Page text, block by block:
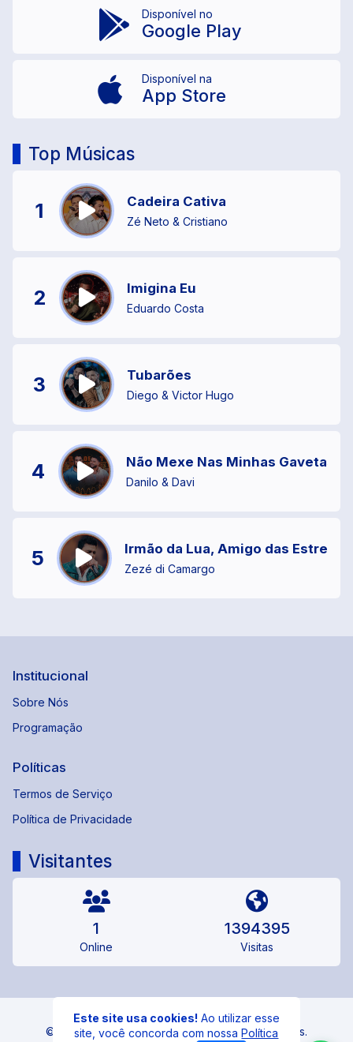
Disponível no
Google Play
Disponível na
App Store
Top Músicas
1 Cadeira Cativa
Zé Neto & Cristiano
2 Imigina Eu
Eduardo Costa
3 Tubarões
Diego & Victor Hugo
4 Não Mexe Nas Minhas Gavetas
Danilo & Davi
5 Irmão da Lua, Amigo das Estrelas
Zezé di Camargo
Institucional
Sobre Nós
Programação
Políticas
Termos de Serviço
Política de Privacidade
Visitantes
1
Online
1394395
Visitas
© 95 FM CASTRO - Todos os direitos reservados.
Este site usa cookies! Ao utilizar esse
site, você concorda com nossaPolítica